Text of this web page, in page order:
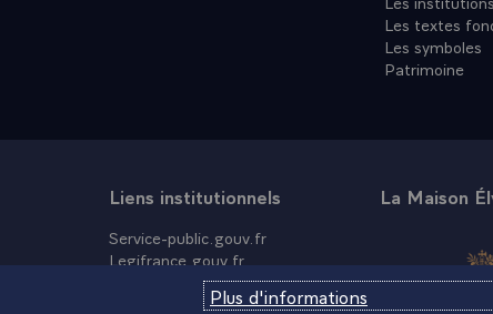
Les textes
Les symboles
Patrimoine
Liens institutionnels
Service-public.gouv.fr
Legifrance.gouv.fr
La Maison
Plus d'informations